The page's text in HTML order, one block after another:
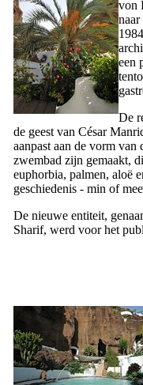
von
een
De
de geest van César
aanpast aan de vorm van
zwembad zijn gemaakt,
euphorbia, palmen, aloë
geschiedenis - min of
De nieuwe entiteit,
Sharif, werd voor het